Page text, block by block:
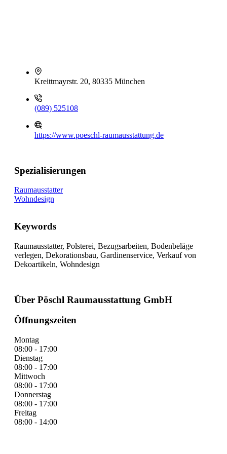
Kreittmayrstr. 20, 80335 München
(089) 525108
https://www.poeschl-raumausstattung.de
Spezialisierungen
Raumausstatter
Wohndesign
Keywords
Raumausstatter, Polsterei, Bezugsarbeiten, Bodenbeläge
verlegen, Dekorationsbau, Gardinenservice, Verkauf von
Dekoartikeln, Wohndesign
Über Pöschl Raumausstattung GmbH
Öffnungszeiten
Montag
08:00 - 17:00
Dienstag
08:00 - 17:00
Mittwoch
08:00 - 17:00
Donnerstag
08:00 - 17:00
Freitag
08:00 - 14:00